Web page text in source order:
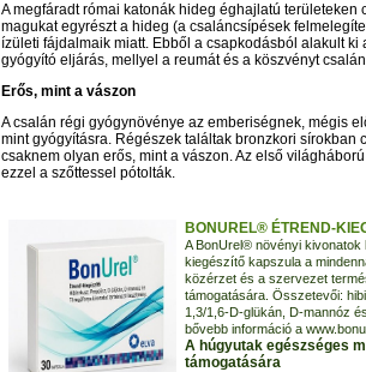
A megfáradt római katonák hideg éghajlatú területeken
magukat egyrészt a hideg (a csaláncsípések
ízületi fájdalmaik miatt. Ebből a csapkodásból alakult ki
gyógyító eljárás, mellyel a reumát és a köszvényt
Erős, mint a vászon
A csalán régi gyógynövénye az emberiségnek, mégis
mint gyógyításra. Régészek találtak bronzkori sírokban
csaknem olyan erős, mint a vászon. Az első
ezzel a szőttessel pótolták.
BONUREL® ÉTREND-
A BonUrel® növényi
kiegészítő kapszula a
közérzet és a szervezet
támogatására. Összetevői:
1,3/1,6-D-glükán, D-mannóz
bővebb információ a
A húgyutak egészséges
támogatására